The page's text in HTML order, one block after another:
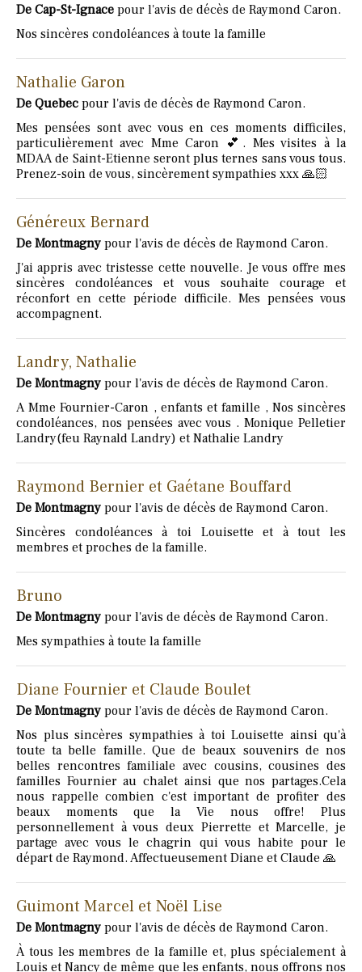
De Cap-St-Ignace pour l'avis de décès de Raymond Caron.
Nos sincères condoléances à toute la famille
Nathalie Garon
De Quebec pour l'avis de décès de Raymond Caron.
Mes pensées sont avec vous en ces moments difficiles,
particulièrement avec Mme Caron 💕. Mes visites à la
MDAA de Saint-Etienne seront plus ternes sans vous tous.
Prenez-soin de vous, sincèrement sympathies xxx 🙏🏻
Généreux Bernard
De Montmagny pour l'avis de décès de Raymond Caron.
J'ai appris avec tristesse cette nouvelle. Je vous offre mes
sincères condoléances et vous souhaite courage et
réconfort en cette période difficile. Mes pensées vous
accompagnent.
Landry, Nathalie
De Montmagny pour l'avis de décès de Raymond Caron.
A Mme Fournier-Caron , enfants et famille , Nos sincères
condoléances, nos pensées avec vous . Monique Pelletier
Landry(feu Raynald Landry) et Nathalie Landry
Raymond Bernier et Gaétane Bouffard
De Montmagny pour l'avis de décès de Raymond Caron.
Sincères condoléances à toi Louisette et à tout les
membres et proches de la famille.
Bruno
De Montmagny pour l'avis de décès de Raymond Caron.
Mes sympathies à toute la famille
Diane Fournier et Claude Boulet
De Montmagny pour l'avis de décès de Raymond Caron.
Nos plus sincères sympathies à toi Louisette ainsi qu'à
toute ta belle famille. Que de beaux souvenirs de nos
belles rencontres familiale avec cousins, cousines des
familles Fournier au chalet ainsi que nos partages.Cela
nous rappelle combien c'est important de profiter des
beaux moments que la Vie nous offre! Plus
personnellement à vous deux Pierrette et Marcelle, je
partage avec vous le chagrin qui vous habite pour le
départ de Raymond. Affectueusement Diane et Claude 🙏
Guimont Marcel et Noël Lise
De Montmagny pour l'avis de décès de Raymond Caron.
À tous les membres de la famille et, plus spécialement à
Louis et Nancy de même que les enfants, nous offrons nos